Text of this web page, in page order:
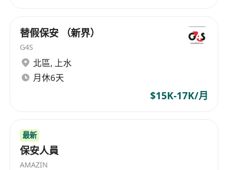
private residences, luxury homes, office
buildings, shopping malls, car parks, schools,
experience and expertise in property and facility
management.
替假保安 （新界）
G4S
北區, 上水
月休6天
$15K-17K/月
最新
保安人員
AMAZIN